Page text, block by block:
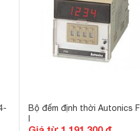
Bộ đếm định thời Autonics